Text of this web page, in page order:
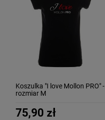
Koszulka "I love Mollon PRO" -
rozmiar M
75,90 zł